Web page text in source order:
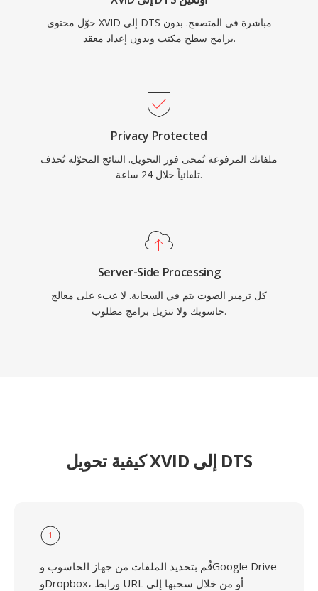
حوّل محتوى XVID إلى DTS مباشرة في المتصفح. بدون
برامج سطح مكتب وبدون إعداد معقد.
Privacy Protected
ملفاتك المرفوعة تُمحى فور التحويل. النتائج المحوّلة تُحذف
تلقائياً خلال 24 ساعة.
Server-Side Processing
كل ترميز الصوت يتم في السحابة. لا عبء على معالج
حاسوبك ولا تنزيل برامج مطلوب.
كيفية تحويل XVID إلى DTS
1
قُم بتحديد الملفات من جهاز الحاسوب وGoogle Drive
وDropbox، ورابط URL أو من خلال سحبها إلى